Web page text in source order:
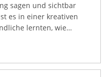
sagen und sichtbar
es in einer kreativen
lernten, wie…